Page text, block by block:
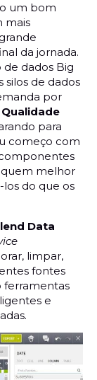
um bom
mais
da jornada.
dados Big
silos de dados
por
Qualidade
para
começo com
quem melhor
do que os
Data
limpar,
fontes
ferramentas
e